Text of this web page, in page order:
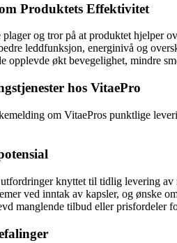
Produktets Effektivitet
og tror på at produktet hjelper
leddfunksjon, energinivå og
opplevde økt bevegelighet, mindre
hos VitaePro
om VitaePros punktlige
knyttet til tidlig levering
ved inntak av kapsler, og ønske
manglende tilbud eller prisfordeler